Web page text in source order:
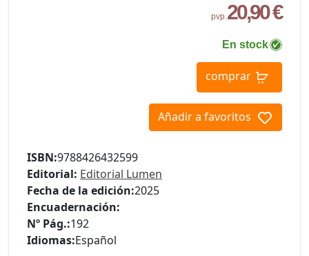
pvp.20,90 €
En stock
comprar
Añadir a favoritos
ISBN:9788426432599
Editorial: Editorial Lumen
Fecha de la edición:2025
Encuadernación:
Nº Pág.:192
Idiomas:Español